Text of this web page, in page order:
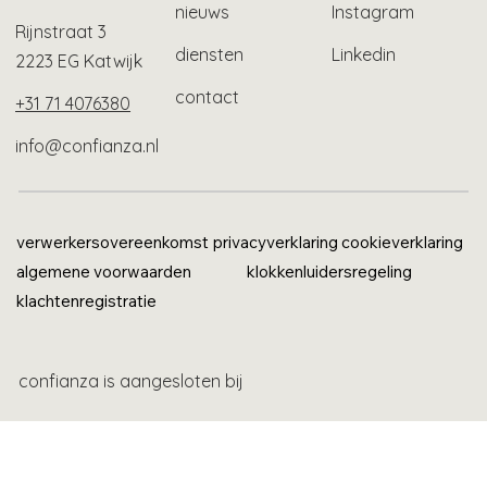
Rijnstraat 3
2223 EG Katwijk
+31 71 4076380
info@confianza.nl
nieuws
diensten
contact
Instagram
Linkedin
verwerkersovereenkomst privacyverklaring cookieverklaring
algemene voorwaarden
klokkenluidersregeling
klachtenregistratie
confianza is aangesloten bij